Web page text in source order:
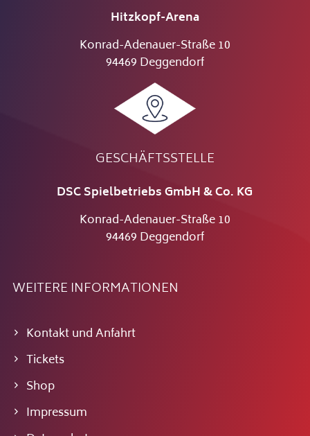
Hitzkopf-Arena
Konrad-Adenauer-Straße 10
94469 Deggendorf
GESCHÄFTSSTELLE
DSC Spielbetriebs GmbH & Co. KG
Konrad-Adenauer-Straße 10
94469 Deggendorf
WEITERE INFORMATIONEN
Kontakt und Anfahrt
Tickets
Shop
Impressum